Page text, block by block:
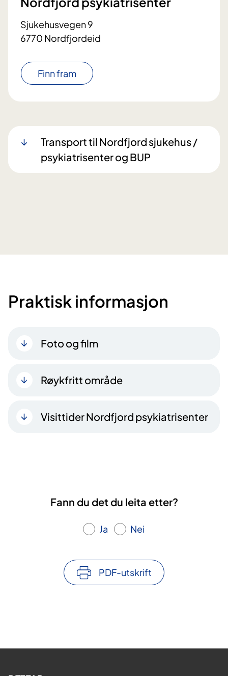
Sjukehusvegen 9
6770 Nordfjordeid
Finn fram
Transport til Nordfjord sjukehus /
psykiatrisenter og BUP
Praktisk informasjon
Foto og film
Røykfritt område
Visittider Nordfjord psykiatrisenter
Fann du det du leita etter?
Ja Nei
PDF-utskrift